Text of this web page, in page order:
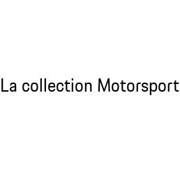
La collection Motorsport
La collection Motorsport